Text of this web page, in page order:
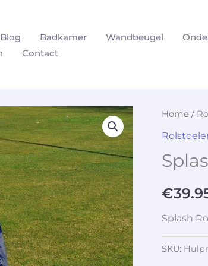
Blog Badkamer Wandbeugel
Contact
Home /
€
Splash
SKU: